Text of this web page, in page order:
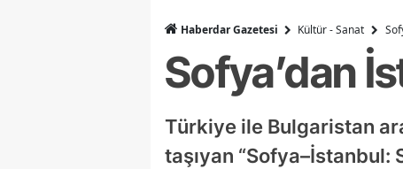
Haberdar Gazetesi Kültür - Sanat
Sofya’dan
Türkiye ile Bulgaristan
taşıyan “Sofya–İstanbul: